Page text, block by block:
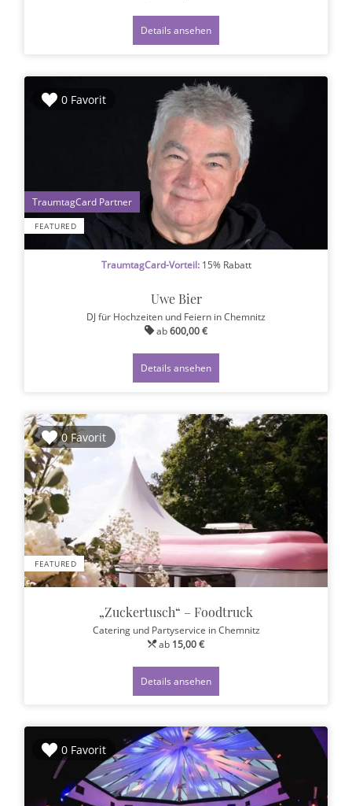
Details ansehen
0 Favorit
FEATURED
TraumtagCard-Vorteil:15% Rabatt
Uwe Bier
DJ für Hochzeiten und Feiern in Chemnitz
ab600,00 €
Details ansehen
0 Favorit
FEATURED
„Zuckertusch“ – Foodtruck
Catering und Partyservice in Chemnitz
ab 15,00 €
Details ansehen
0 Favorit